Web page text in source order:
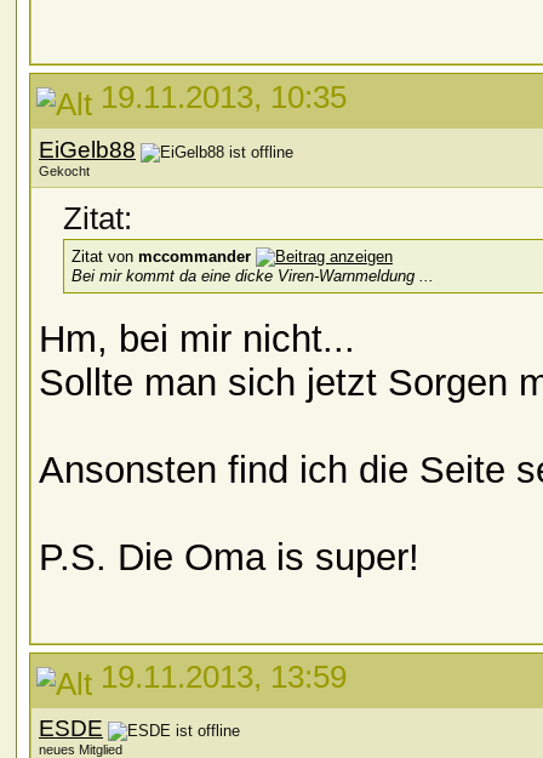
19.11.2013, 10:35
EiGelb88
Gekocht
Zitat:
Zitat von mccommander
Bei mir kommt da eine dicke Viren-Warnmeldung ...
Hm, bei mir nicht...
Sollte man sich jetzt Sorgen
Ansonsten find ich die Seite
P.S. Die Oma is super!
19.11.2013, 13:59
ESDE
neues Mitglied